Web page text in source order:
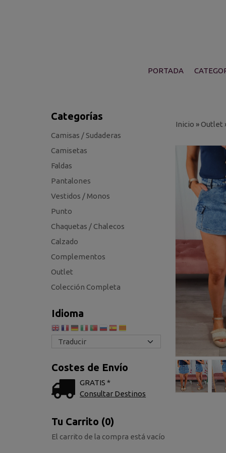
PORTADA
Categorías
Camisas / Sudaderas
Camisetas
Faldas
Pantalones
Vestidos / Monos
Punto
Chaquetas / Chalecos
Calzado
Complementos
Outlet
Colección Completa
Idioma
Costes de Envío
GRATIS *
Consultar Destinos
Tu Carrito (0)
El carrito de la compra está vacío
Inicio » Outlet